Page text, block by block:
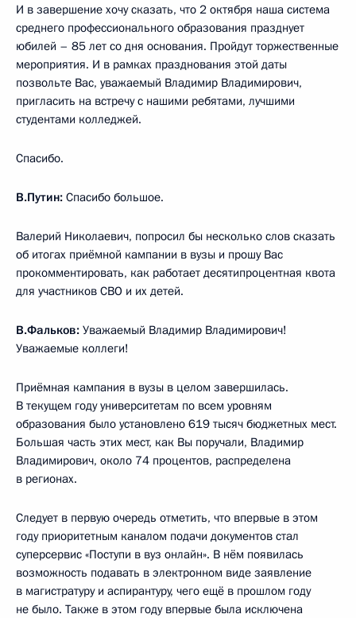
И в завершение хочу сказать, что 2 октября наша система
среднего профессионального образования празднует
юбилей – 85 лет со дня основания. Пройдут торжественные
мероприятия. И в рамках празднования этой даты
позвольте Вас, уважаемый Владимир Владимирович,
пригласить на встречу с нашими ребятами, лучшими
студентами колледжей.
Спасибо.
В.Путин: Спасибо большое.
Валерий Николаевич, попросил бы несколько слов сказать
об итогах приёмной кампании в вузы и прошу Вас
прокомментировать, как работает десятипроцентная квота
для участников СВО и их детей.
В.Фальков: Уважаемый Владимир Владимирович!
Уважаемые коллеги!
Приёмная кампания в вузы в целом завершилась.
В текущем году университетам по всем уровням
образования было установлено 619 тысяч бюджетных мест.
Большая часть этих мест, как Вы поручали, Владимир
Владимирович, около 74 процентов, распределена
в регионах.
Следует в первую очередь отметить, что впервые в этом
году приоритетным каналом подачи документов стал
суперсервис «Поступи в вуз онлайн». В нём появилась
возможность подавать в электронном виде заявление
в магистратуру и аспирантуру, чего ещё в прошлом году
не было. Также в этом году впервые была исключена